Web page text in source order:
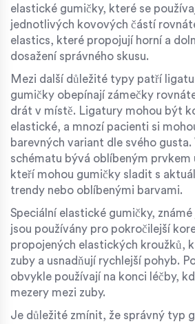
elastické gumičky, které se
jednotlivých kovových částí
elastics, které propojují horní a
dosažení správného skusu.
Mezi další důležité typy patří
gumičky obepínají zámečky
drát v místě. Ligatury mohou být
elastické, a mnozí pacienti si
barevných variant dle svého gusta.
schématu bývá oblíbeným prvkem
kteří mohou gumičky sladit s
trendy nebo oblíbenými barvami.
Speciální elastické gumičky,
jsou používány pro pokročilejší
propojených elastických kroužků,
zuby a usnadňují rychlejší pohyb.
obvykle používají na konci léčby,
mezery mezi zuby.
Je důležité zmínit, že správný typ